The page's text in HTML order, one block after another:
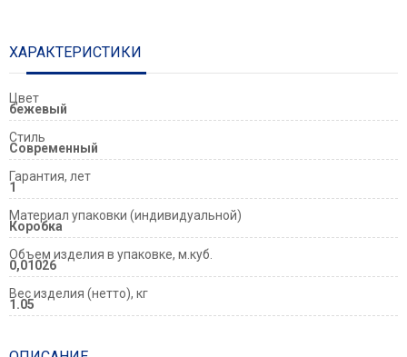
ХАРАКТЕРИСТИКИ
Цвет
бежевый
Стиль
Современный
Гарантия, лет
1
Материал упаковки (индивидуальной)
Коробка
Объем изделия в упаковке, м.куб.
0,01026
Вес изделия (нетто), кг
1.05